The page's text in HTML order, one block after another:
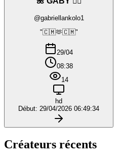
@gabriellankolo1
"🇨🇲🫶🇨🇲"
29/04
08:38
14
hd
Début: 29/04/2026 06:49:34
Créateurs récents